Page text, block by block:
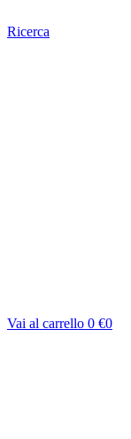
Ricerca
Vai al carrello 0 €0